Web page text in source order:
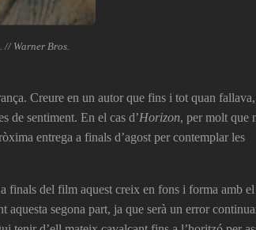
. // Warner Bros.
Creure en un autor que fins i tot quan
de sentiment. En el cas d’Horizon, per molt que
entrega a finals d’agost per contemplar les
finals del film aquest creix en fons i forma amb el
aquesta segona part, ja que serà un error